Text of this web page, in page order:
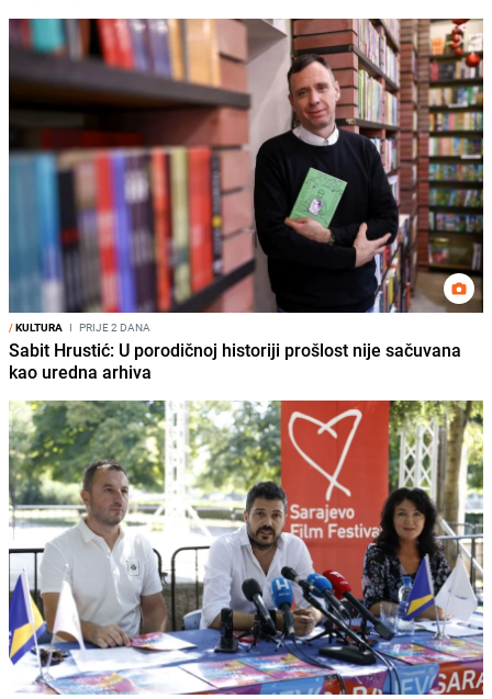
/KULTURA I PRIJE 2 DANA
Sabit Hrustić: U porodičnoj historiji prošlost nije sačuvana
kao uredna arhiva